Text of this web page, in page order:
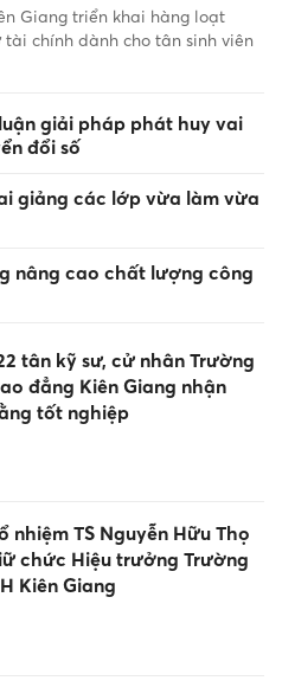
Giang triển khai hàng loạt
chính dành cho tân sinh viên
giải pháp phát huy vai
đổi số
giảng các lớp vừa làm vừa
nâng cao chất lượng công
tân kỹ sư, cử nhân Trường
đẳng Kiên Giang nhận
tốt nghiệp
nhiệm TS Nguyễn Hữu Thọ
chức Hiệu trưởng Trường
Kiên Giang